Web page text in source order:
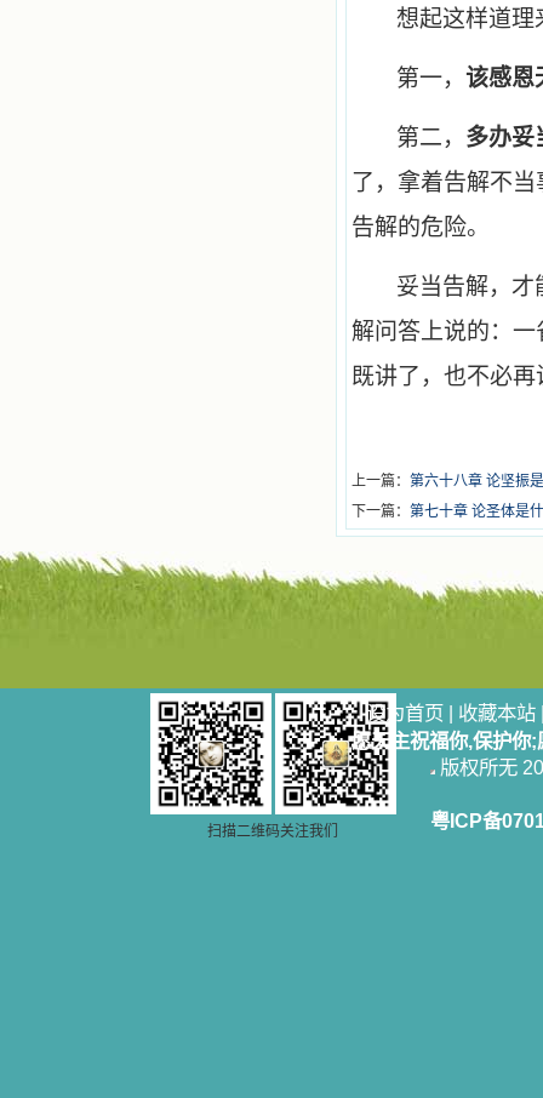
想起这样道理
第一， 该感恩
第二， 多办妥
了，拿着告解不
告解的危险。
妥当告解，才
解问答上说的：
既讲了，也不必再
上一篇： 第六十八章 论坚振
下一篇： 第七十章 论圣体是
扫描二维码关注我们
设为首页 | 收藏本站
愿天主祝福你,保护你
版权所无
粤ICP备